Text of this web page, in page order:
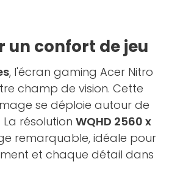
un confort de jeu
, l'écran gaming Acer Nitro
champ de vision. Cette
se déploie autour de
résolution WQHD 2560 x
remarquable, idéale pour
et chaque détail dans